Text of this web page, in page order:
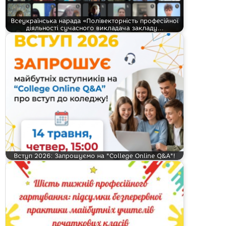
Всеукраїнська нарада «Полівекторність професійної
діяльності сучасного викладача закладу…
Вступ 2026: Запрошуємо на "College Online Q&A"!